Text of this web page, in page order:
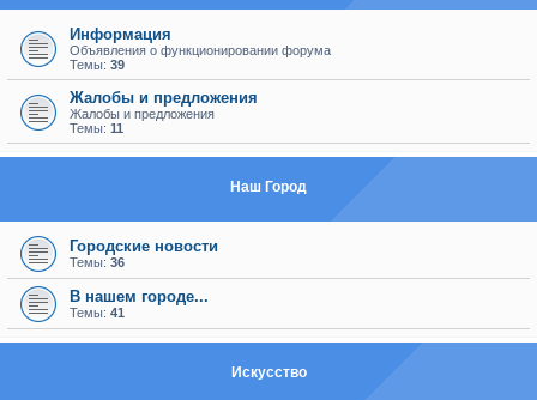
Информация
Объявления о функционировании форума
Темы: 39
Жалобы и предложения
Жалобы и предложения
Темы: 11
Наш Город
Городские новости
Темы: 36
В нашем городе...
Темы: 41
Искуcство